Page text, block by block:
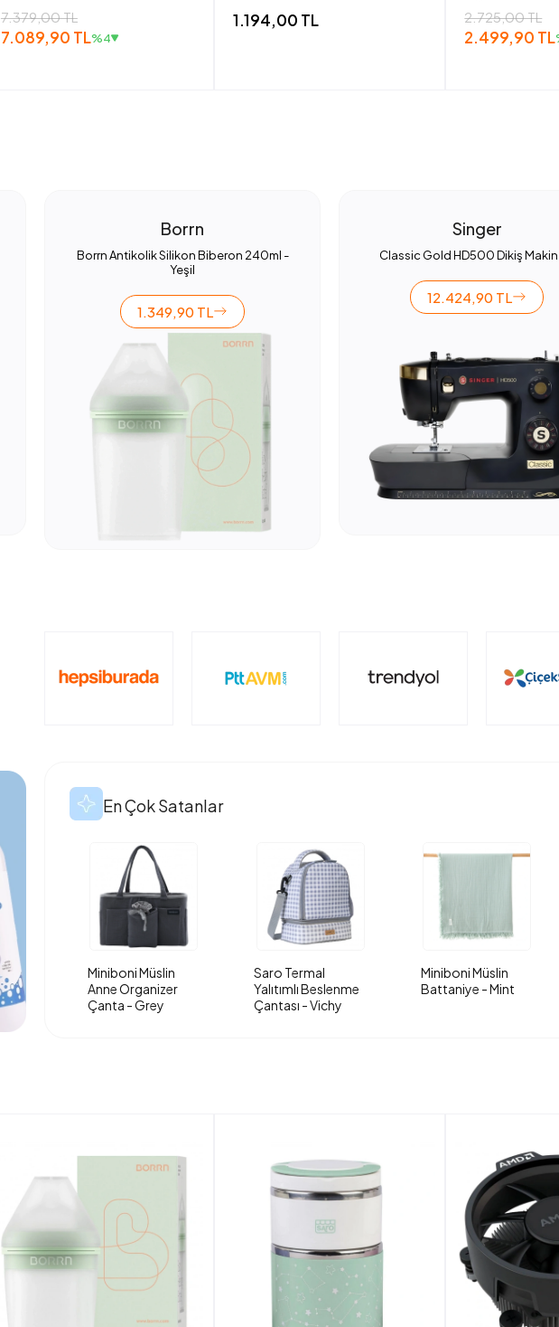
7.379,00 TL
7.089,90 TL%4
1.194,00 TL 2.725,00 TL
2.499,90 TL
Borrn
Borrn Antikolik Silikon Biberon 240ml -
Yeşil
1.349,90 TL
Singer
Classic Gold HD500 Dikiş
12.424,90 TL
En Çok Satanlar
Miniboni Müslin
Anne Organizer
Çanta - Grey
Saro Termal
Yalıtımlı Beslenme
Çantası - Vichy
Miniboni Müslin
Battaniye - Mint